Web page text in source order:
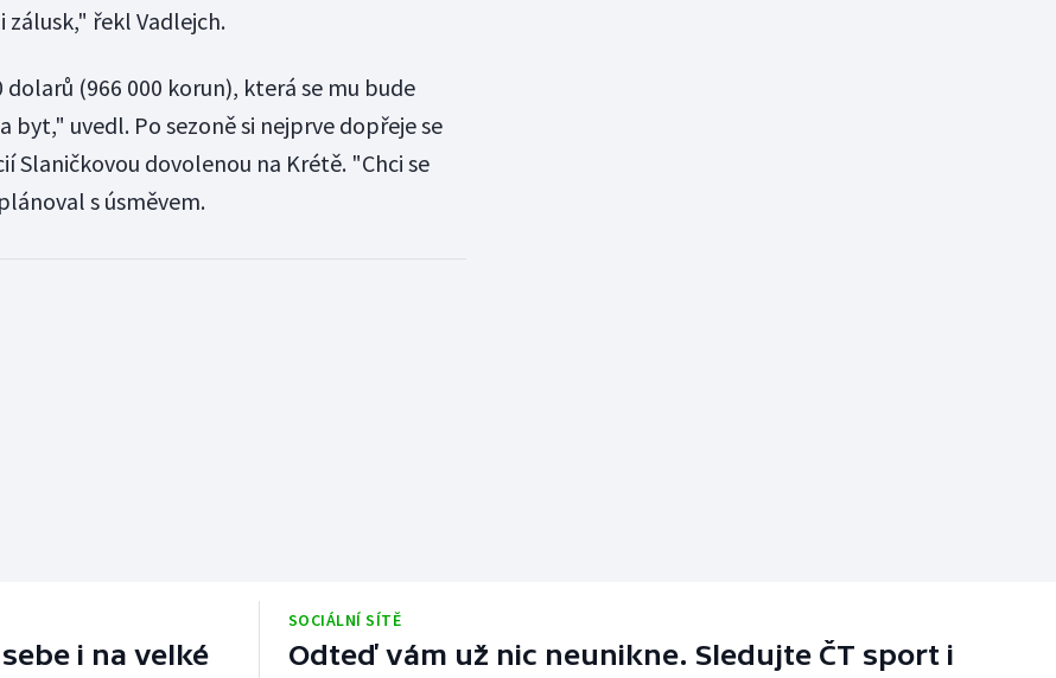
řekl Vadlejch.
(966 000 korun), která se mu bude
uvedl. Po sezoně si nejprve dopřeje se
Slaničkovou dovolenou na Krétě. "Chci se
s úsměvem.
i na velké
SOCIÁLNÍ SÍTĚ
Odteď vám už nic neunikne. Sledujte ČT sport i